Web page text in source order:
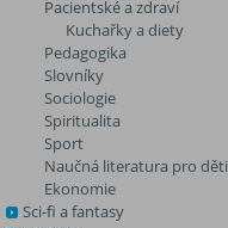
Pacientské a zdraví
Kuchařky a diety
Pedagogika
Slovníky
Sociologie
Spiritualita
Sport
Naučná literatura pro děti
Ekonomie
Sci-fi a fantasy